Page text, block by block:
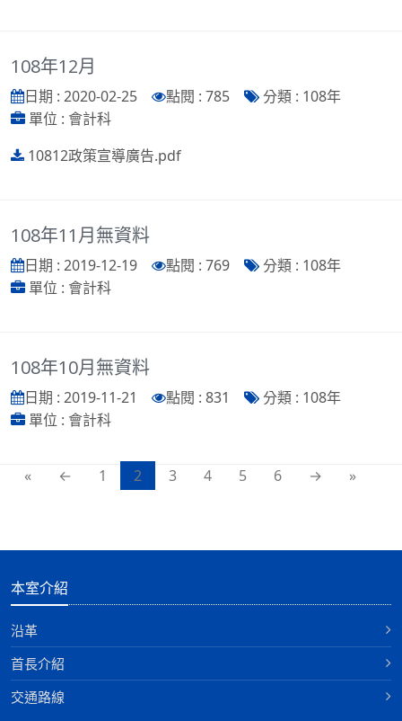
108年12月
日期 : 2020-02-25 點閱 : 785
分類 : 108年
單位 : 會計科
10812政策宣導廣告.pdf
108年11月無資料
日期 : 2019-12-19 點閱 : 769
分類 : 108年
單位 : 會計科
108年10月無資料
日期 : 2019-11-21 點閱 : 831
分類 : 108年
單位 : 會計科
« ← 1 2 3 4 5 6 → »
本室介紹
沿革
首長介紹
交通路線